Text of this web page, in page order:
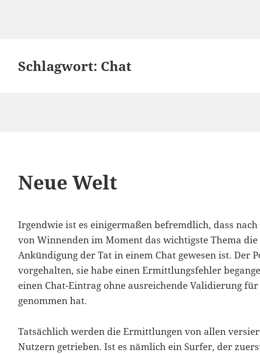
Schlagwort: Chat
Neue Welt
Irgendwie ist es einigermaßen befremdlich, dass
von Winnenden im Moment das wichtigste Thema
Ankündigung der Tat in einem Chat gewesen ist. Der
vorgehalten, sie habe einen Ermittlungsfehler
einen Chat-Eintrag ohne ausreichende Validierung
genommen hat.
Tatsächlich werden die Ermittlungen von allen
Nutzern getrieben. Ist es nämlich ein Surfer, der